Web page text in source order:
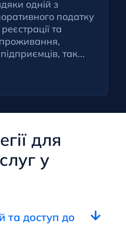
одній з
податку
та
проживання,
так...
для
у
та доступ до